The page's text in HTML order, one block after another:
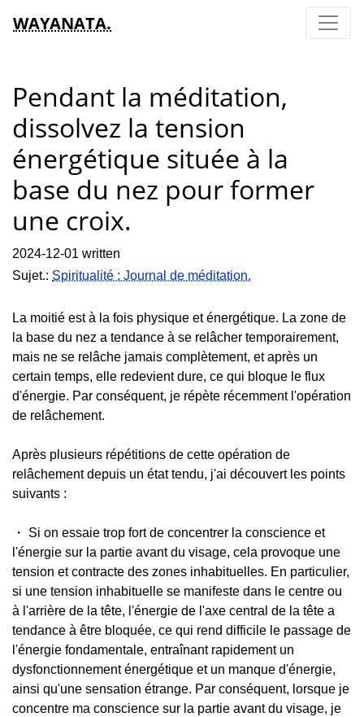
WAYANATA.
Pendant la méditation,
dissolvez la tension
énergétique située à la
base du nez pour former
une croix.
2024-12-01 written
Sujet.: Spiritualité : Journal de méditation.
La moitié est à la fois physique et énergétique. La zone de
la base du nez a tendance à se relâcher temporairement,
mais ne se relâche jamais complètement, et après un
certain temps, elle redevient dure, ce qui bloque le flux
d'énergie. Par conséquent, je répète récemment l'opération
de relâchement.
Après plusieurs répétitions de cette opération de
relâchement depuis un état tendu, j'ai découvert les points
suivants :
・ Si on essaie trop fort de concentrer la conscience et
l'énergie sur la partie avant du visage, cela provoque une
tension et contracte des zones inhabituelles. En particulier,
si une tension inhabituelle se manifeste dans le centre ou
à l'arrière de la tête, l'énergie de l'axe central de la tête a
tendance à être bloquée, ce qui rend difficile le passage de
l'énergie fondamentale, entraînant rapidement un
dysfonctionnement énergétique et un manque d'énergie,
ainsi qu'une sensation étrange. Par conséquent, lorsque je
concentre ma conscience sur la partie avant du visage, je